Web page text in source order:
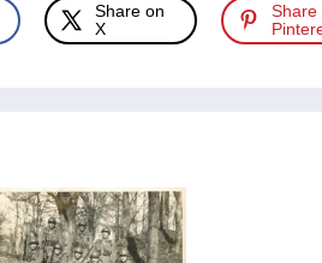
Share on
X
Share